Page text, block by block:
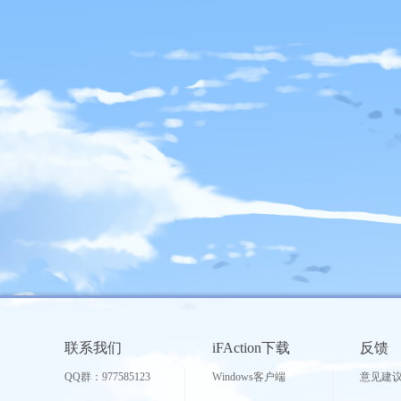
联系我们
QQ群：977585123
iFAction下载
Windows客户端
反馈
意见建